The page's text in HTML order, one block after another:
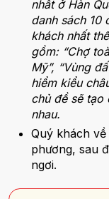
nhất ở Hàn
danh sách 10
khách nhất
gồm: “Chợ
Mỹ”, “Vùng
hiểm kiểu
chủ đề sẽ tạo
nhau.
Quý khách
phương, sau
ngơi.